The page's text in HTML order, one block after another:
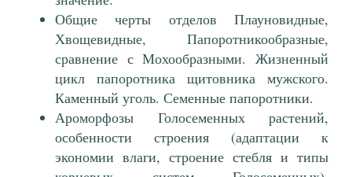
Общие черты отделов Плауновидные,
Хвощевидные, Папоротникообразные,
сравнение с Мохообразными. Жизненный
цикл папоротника щитовника мужского.
Каменный уголь. Семенные папоротники.
Ароморфозы Голосеменных растений,
особенности строения (адаптации к
экономии влаги, строение стебля и типы